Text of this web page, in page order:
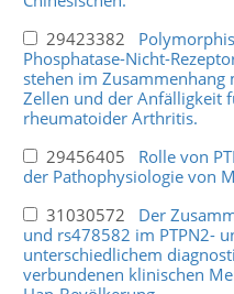
29423382
Phosphatase-Nicht-
stehen im
Zellen und der Anfälligkeit
rheumatoider Arthritis.
29456405 Rolle von
der Pathophysiologie von
31030572 Der
und rs478582 im PTPN2-
unterschiedlichem
verbundenen klinischen